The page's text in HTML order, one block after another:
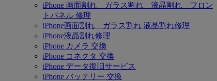
iPhone 画面割れ ガラス割れ 液晶割れ フロン
トパネル 修理
iPhone画面割れ ガラス割れ 液晶割れ修理
iPhone液晶割れ修理
iPhone カメラ 交換
iPhone コネクタ 交換
iPhone データ復旧サービス
iPhone バッテリー 交換